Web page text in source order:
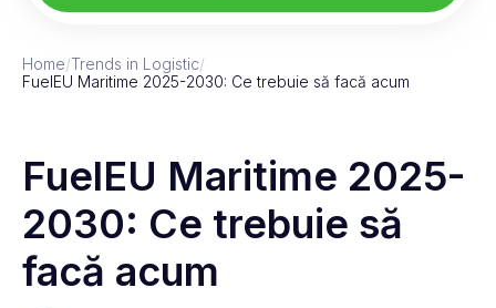
Home/Trends in Logistic/
FuelEU Maritime 2025-2030: Ce trebuie să facă acum
FuelEU Maritime 2025-
2030: Ce trebuie să
facă acum